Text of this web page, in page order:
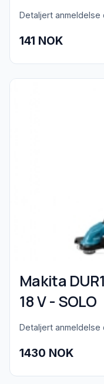
Detaljert
141 NOK
Makita
18 V - SOLO
Detaljert
1430 NOK